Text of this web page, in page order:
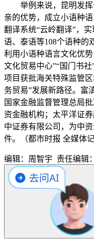
举例来说，昆明发
亲的优势，成立小语种
翻译系统“云岭翻译”，
语、泰语等108个语种的
利用小语种语言文化优
文化贸易中心”“国门书
项目获批海关特殊监管
务贸易”发展新路径。富
国家金融监督管理总局
资金融机构；太平洋证
中证券有限公司，为中
件。（都市时报 全媒体
编辑：周智宇 责任编辑